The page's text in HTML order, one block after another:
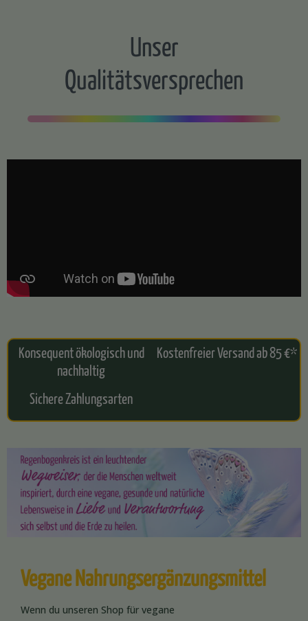
Konsequent ökologisch und
nachhaltig
Kostenfreier Versand ab 85 €*
Sichere Zahlungsarten
Vegane Nahrungsergänzungsmittel
Wenn du unseren Shop für vegane
Unser
Qualitätsversprechen